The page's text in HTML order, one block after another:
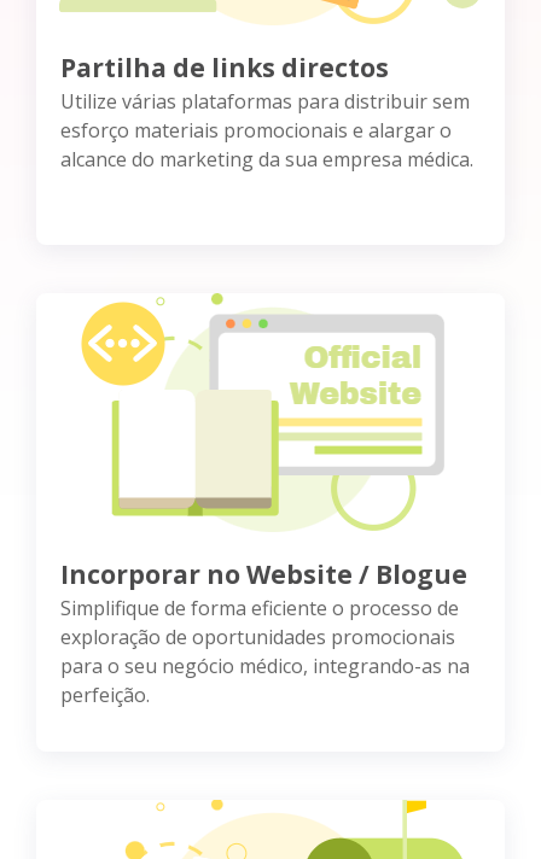
Partilha de links directos
Utilize várias plataformas para distribuir sem
esforço materiais promocionais e alargar o
alcance do marketing da sua empresa médica.
Incorporar no Website / Blogue
Simplifique de forma eficiente o processo de
exploração de oportunidades promocionais
para o seu negócio médico, integrando-as na
perfeição.